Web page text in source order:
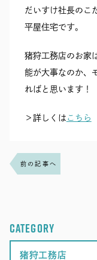
だいすけ社長のこ
平屋住宅です。
猪狩工務店のお家
能が大事なのか、
ればと思います！
＞詳しくは こちら
前の記事へ
CATEGORY
猪狩工務店